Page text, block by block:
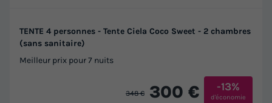
TENTE 4 personnes - Tente Ciela Coco Sweet - 2 chambres
(sans sanitaire)
Meilleur prix pour 7 nuits
348 € 300 € -13%
d'économie